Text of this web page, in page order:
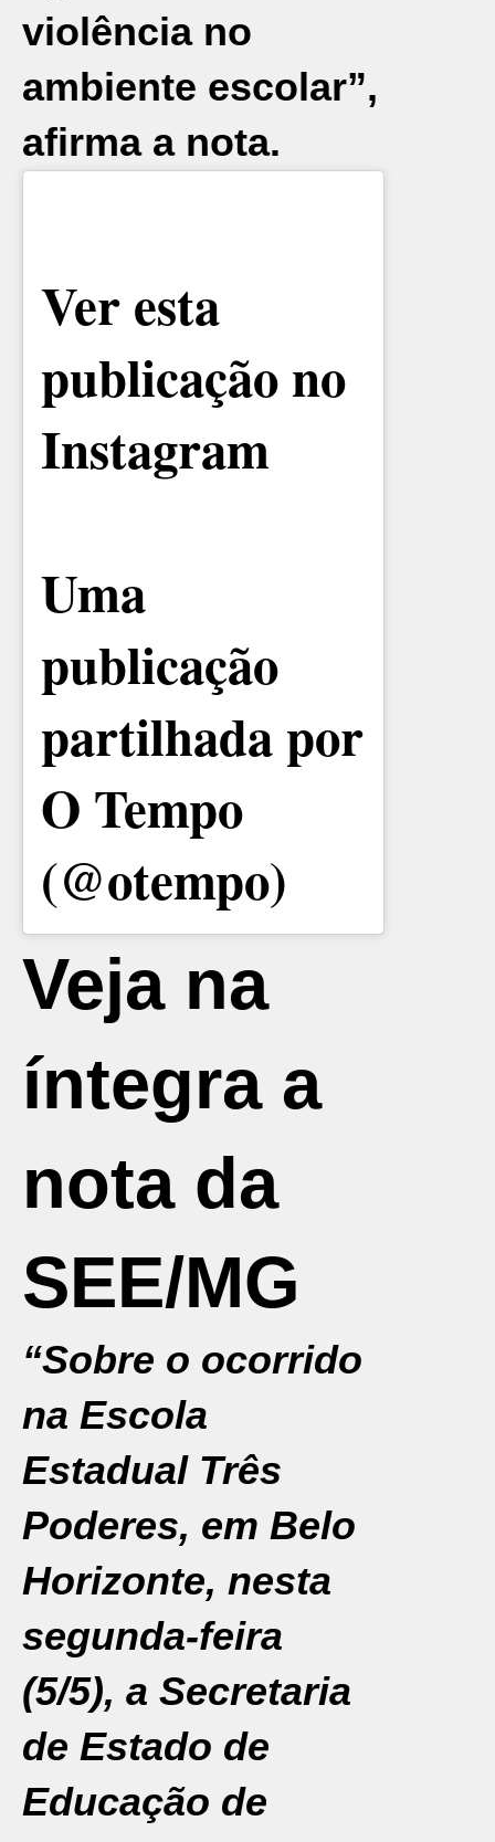
violência no
ambiente escolar”,
afirma a nota.
Ver esta
publicação no
Instagram
Uma
publicação
partilhada por
O Tempo
(@otempo)
Veja na
íntegra a
nota da
SEE/MG
“Sobre o ocorrido
na Escola
Estadual Três
Poderes, em Belo
Horizonte, nesta
segunda-feira
(5/5), a Secretaria
de Estado de
Educação de